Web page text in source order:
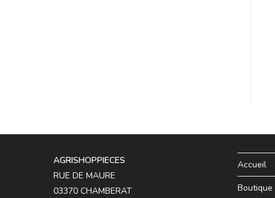
AGRISHOPPIECES
RUE DE MAURE
03370 CHAMBERAT
Accueil
Boutique